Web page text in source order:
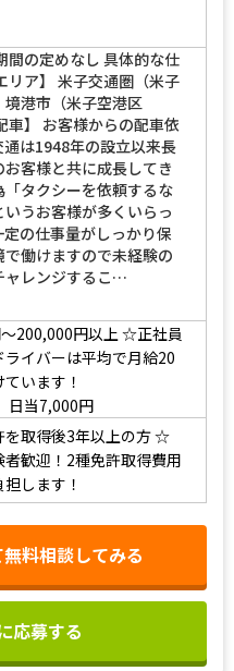
間の定めなし 具体的な仕
リア】 米子交通圏（米子
港市（米子空港区
車】 お客様からの配車依
は1948年の設立以来長
客様と共に成長してき
「タクシーを依頼するな
いうお客様が多くいらっ
定の仕事量がしっかり保
働けますので未経験の
ャレンジするこ…
200,000円以上 ☆正社員
イバーは平均で月給20
います！
日当7,000円
取得後3年以上の方☆
歓迎！2種免許取得費用
します！
料相談してみる
応募する